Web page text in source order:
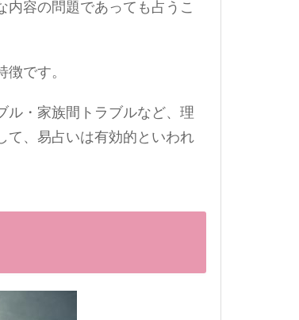
内容の問題であっても占うこ
です。
ル・家族間トラブルなど、理
て、易占いは有効的といわれ